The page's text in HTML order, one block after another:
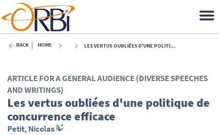
BACK HOME LES VERTUS OUBLIÉES D'UNE POLITIQUE DE CONCURRENCE EFFICACE - 2011
ARTICLE FOR A GENERAL AUDIENCE (DIVERSE SPEECHES
AND WRITINGS)
Les vertus oubliées d'une politique de
concurrence efficace
Petit, Nicolas